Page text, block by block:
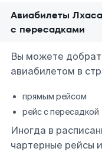
Авиабилеты
с пересадками
Вы можете
авиабилетом в
прямым рейсом
рейс с пересадкой
Иногда в
чартерные рейсы